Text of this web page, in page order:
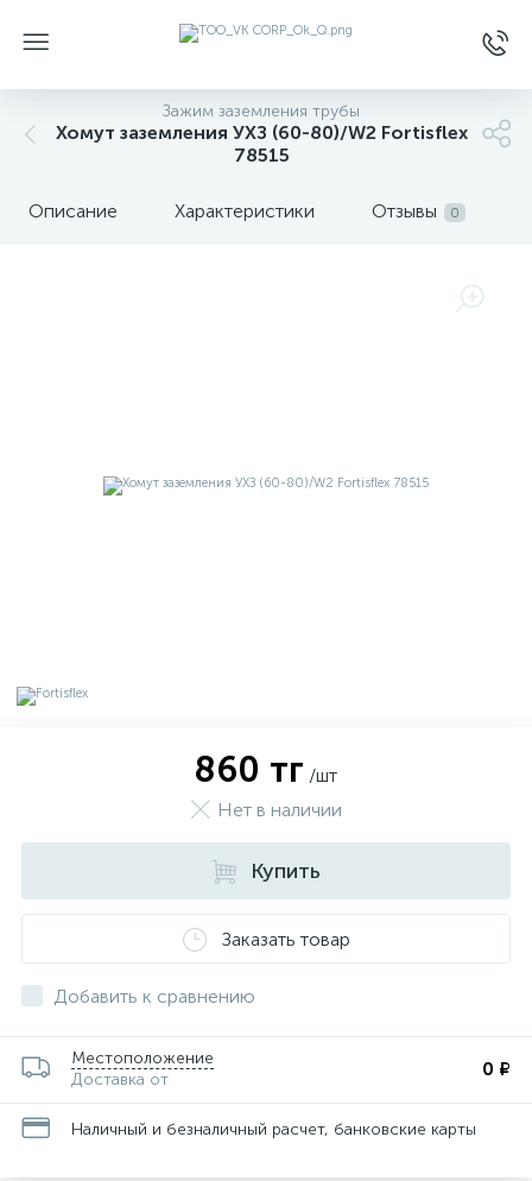
Зажим заземления трубы
Хомут заземления УХЗ (60-80)/W2 Fortisflex
78515
Описание Характеристики Отзывы 0
860 тг /шт
Нет в наличии
Купить
Заказать товар
Добавить к сравнению
Местоположение
Доставка от
0 ₽
Наличный и безналичный расчет, банковские карты